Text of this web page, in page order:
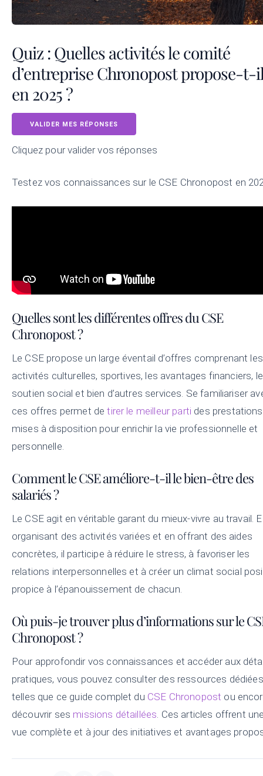
Quiz : Quelles activités le comité
d’entreprise Chronopost propose-t-
en 2025 ?
VALIDER MES RÉPONSES
Cliquez pour valider vos réponses
Testez vos connaissances sur le CSE Chronopost en
Quelles sont les différentes offres du CSE
Chronopost ?
Le CSE propose un large éventail d’offres comprenant les
activités culturelles, sportives, les avantages financiers, le
soutien social et bien d’autres services. Se familiariser
ces offres permet detirer le meilleur parti des prestations
mises à disposition pour enrichir la vie professionnelle et
personnelle.
Comment le CSE améliore-t-il le bien-être des
salariés ?
Le CSE agit en véritable garant du mieux-vivre au travail.
organisant des activités variées et en offrant des aides
concrètes, il participe à réduire le stress, à favoriser les
relations interpersonnelles et à créer un climat social
propice à l’épanouissement de chacun.
Où puis-je trouver plus d’informations sur le
Chronopost ?
Pour approfondir vos connaissances et accéder aux
pratiques, vous pouvez consulter des ressources dédiées
telles que ce guide complet du CSE Chronopost ou
découvrir ses missions détaillées. Ces articles offrent
vue complète et à jour des initiatives et avantages